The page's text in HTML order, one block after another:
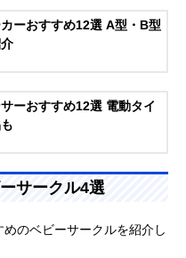
カーおすすめ12選 A型・B型
ーおすすめ12選 電動タイ
サークル4選
のベビーサークルを紹介し